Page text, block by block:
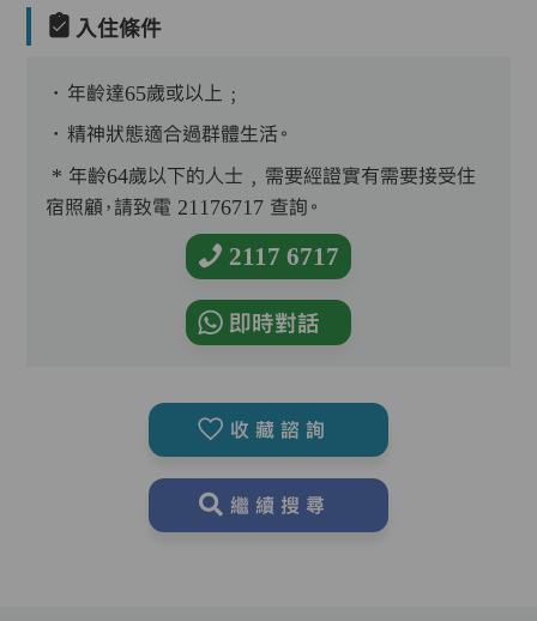
入住條件
．年齡達65歲或以上﹔
．精神狀態適合過群體生活。
* 年齡64歲以下的人士﹐需要經證實有需要接受住
宿照顧，請致電 21176717 查詢。
2117 6717
即時對話
收藏諮詢
繼續搜尋